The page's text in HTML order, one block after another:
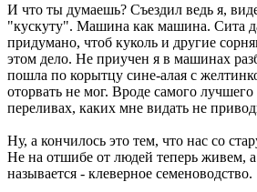
И что ты думаешь? Съездил ведь я,
"кускуту". Машина как машина. Сита
придумано, чтоб куколь и другие
этом дело. Не приучен я в машинах
пошла по корытцу сине-алая с
оторвать не мог. Вроде самого
переливах, каких мне видать не
Ну, а кончилось это тем, что нас со
Не на отшибе от людей теперь живем,
называется - клеверное семеноводство.